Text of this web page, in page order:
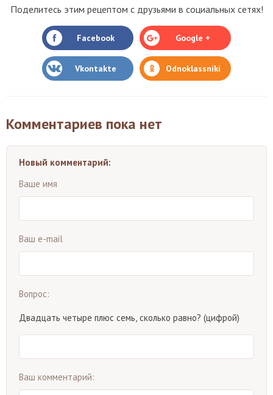
Поделитесь этим рецептом с друзьями в социальных сетях!
Facebook Google +
Vkontakte Odnoklassniki
Комментариев пока нет
Новый комментарий:
Ваше имя
Ваш e-mail
Вопрос:
Двадцать четыре плюс семь, сколько равно? (цифрой)
Ваш комментарий: